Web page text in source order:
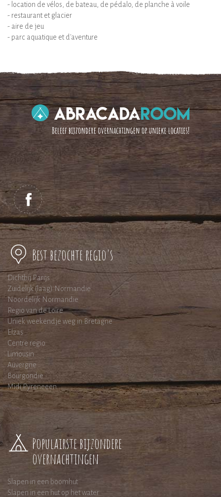
- location de vélos, de bateau, de pédalo, de planche à voile
- restaurant et glacier
- aire de jeu
- parc aquatique et d'aventure
Best bezochte regio's
Dichtbij Parijs
Zuidelijk (laag) Normandie
Noordelijk Normandie
Regio van de Loire
Uniek weekendje weg in Bretagne
Elzas
Centre regio
Limousin
Auvergne
Bourgondië
Midi Pyreneeen
Populairste bijzondere
overnachtingen
Slapen in een boomhut
Slapen in een hut op het water